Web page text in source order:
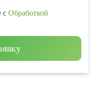
с Обработкой